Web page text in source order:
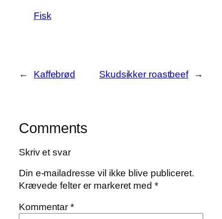
Fisk
← Kaffebrød Skudsikker roastbeef →
Comments
Skriv et svar
Din e-mailadresse vil ikke blive publiceret.
Krævede felter er markeret med *
Kommentar*